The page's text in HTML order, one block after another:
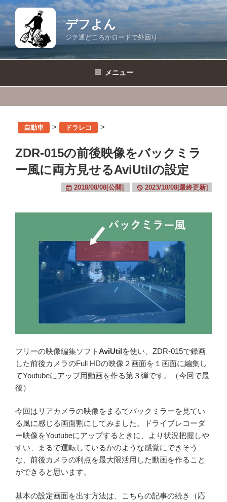
コ
ン
デフよん
ジテ通どころかロードで外回り
メニュー
自動車 > ドラレコ >
ZDR-015の前後映像をバックミラ
ー風に両方見せるAviUtilの設定
2018/08/08[公開] 2023/10/08[最終更新]
フリーの映像編集ソフトAviUtilを使い、ZDR-015で録画
した前後カメラのFull HDの映像２画面を１画面に編集し
てYoutubeにアップ用動画を作る第３弾です。（今回で最
後）
今回はリアカメラの映像をまるでバックミラーを見てい
る風に感じる画面割にしてみました。ドライブレコーダ
ー映像をYoutubeにアップするときに、より状況把握しや
すい、まるで運転しているかのような感覚にできそう
な、前後カメラの利点を最大限活用した動画を作ること
ができると思います。
基本の設定画面を出す方法は、こちらの記事の続き（応